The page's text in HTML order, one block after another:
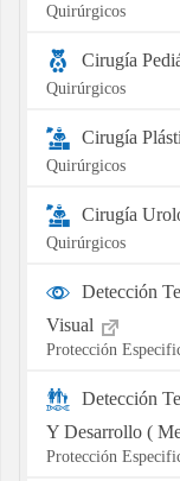
Quirúrgicos
Cirugía
Quirúrgicos
Cirugía
Quirúrgicos
Cirugía
Quirúrgicos
Detección
Visual
Protección
Detección
Y Desarrollo (
Protección